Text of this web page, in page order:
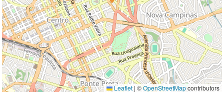
Leaflet | ©OpenStreetMapcontributors